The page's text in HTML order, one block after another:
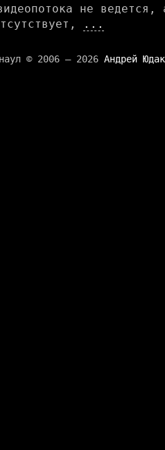
не ведется,
...
© 2006 — 2026 Андрей